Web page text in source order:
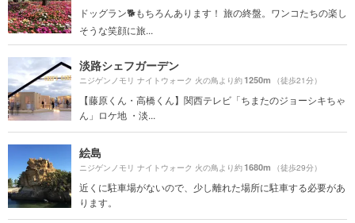
ドッグラン🐕もちろんあります！ 旅の終盤。ワンコたちの楽し
そうな笑顔に旅...
淡路シェフガーデン
ニジゲンノモリ ナイトウォーク 火の鳥より約1250m （徒歩21分）
【藤原くん・高橋くん】関西テレビ「ちまたのジョーシキちゃ
ん」ロケ地 ・淡...
絵島
ニジゲンノモリ ナイトウォーク 火の鳥より約1680m （徒歩29分）
近くに駐車場がないので、少し離れた場所に駐車する必要があ
ります。